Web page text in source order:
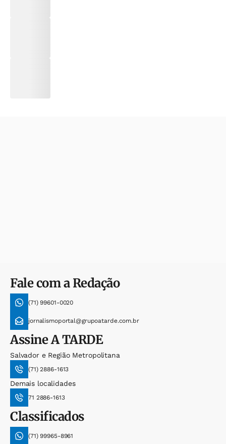
Fale com a Redação
(71) 99601-0020
jornalismoportal@grupoatarde.com.br
AssineA TARDE
Salvador e Região Metropolitana
(71) 2886-1613
Demais localidades
71 2886-1613
Classificados
(71) 99965-8961